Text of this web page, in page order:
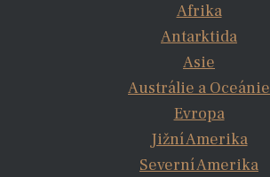
Afrika
Antarktida
Asie
Austrálie a Oceánie
Evropa
Jižní Amerika
Severní Amerika